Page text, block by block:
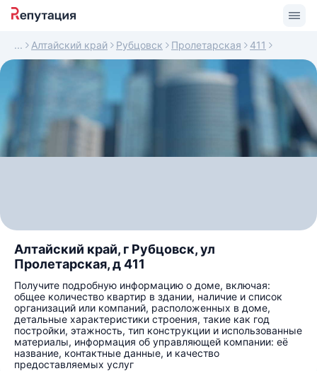
Алтайский край Рубцовск Пролетарская 411
Алтайский край, г Рубцовск, ул
Пролетарская, д 411
Получите подробную информацию о доме, включая:
общее количество квартир в здании, наличие и список
организаций или компаний, расположенных в доме,
детальные характеристики строения, такие как год
постройки, этажность, тип конструкции и использованные
материалы, информация об управляющей компании: её
название, контактные данные, и качество
предоставляемых услуг